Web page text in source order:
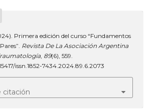
Primera edición del curso “Fundamentos
Revista De La Asociación Argentina
89(6), 559.
issn.1852-7434.2024.89.6.2073
citación